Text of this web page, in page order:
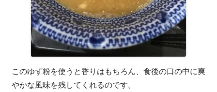
このゆず粉を使うと香りはもちろん、食後の口の中に爽
やかな風味を残してくれるのです。